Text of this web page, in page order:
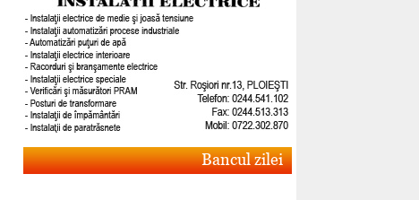
Bancul zilei